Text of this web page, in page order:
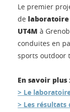
Le premier
de laboratoire
UT4M à
conduites en
sports outdoor
En savoir plus
> Le
> Les résultats